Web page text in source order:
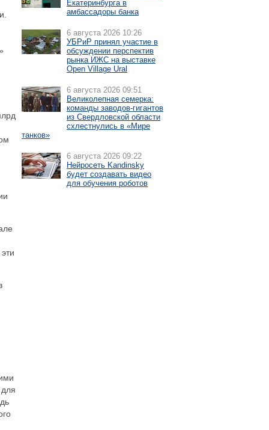
Екатеринбурга в
амбассадоры банка
6 августа 2026 10:26
УБРиР принял участие в
обсуждении перспектив
рынка ИЖС на выставке
Open Village Ural
6 августа 2026 09:51
Великолепная семерка:
команды заводов-гигантов
из Свердловской области
схлестнулись в «Мире
танков»
6 августа 2026 09:22
Нейросеть Kandinsky
будет создавать видео
для обучения роботов